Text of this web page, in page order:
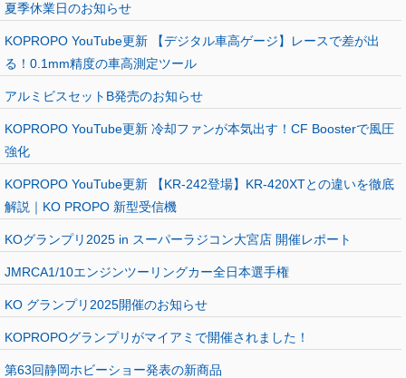
夏季休業日のお知らせ
KOPROPO YouTube更新 【デジタル車高ゲージ】レースで差が出
る！0.1mm精度の車高測定ツール
アルミビスセットB発売のお知らせ
KOPROPO YouTube更新 冷却ファンが本気出す！CF Boosterで風圧
強化
KOPROPO YouTube更新 【KR-242登場】KR-420XTとの違いを徹底
解説｜KO PROPO 新型受信機
KOグランプリ2025 in スーパーラジコン大宮店 開催レポート
JMRCA1/10エンジンツーリングカー全日本選手権
KO グランプリ2025開催のお知らせ
KOPROPOグランプリがマイアミで開催されました！
第63回静岡ホビーショー発表の新商品